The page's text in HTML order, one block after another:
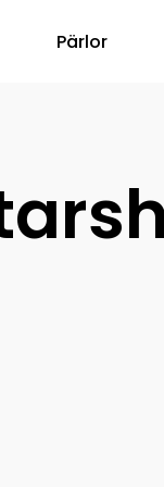
Pärlor